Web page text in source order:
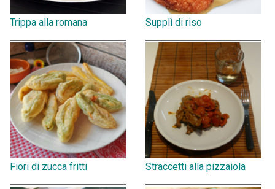
Trippa alla romana Supplì di riso
Fiori di zucca fritti Straccetti alla pizzaiola